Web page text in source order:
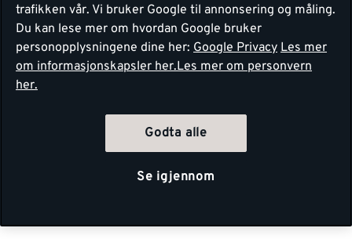
trafikken vår. Vi bruker Google til annonsering og måling.
Du kan lese mer om hvordan Google bruker
personopplysningene dine her: Google Privacy Les mer
om informasjonskapsler her.Les mer om personvern
her.
Godta alle
Se igjennom